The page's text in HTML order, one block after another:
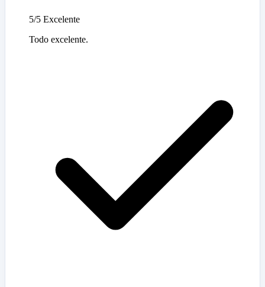
5/5 Excelente
Todo excelente.